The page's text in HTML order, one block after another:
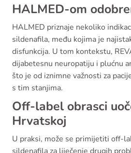
HALMED-om
HALMED priznaje nekoliko
sildenafila, među kojima je
disfunkcija. U tom kontekstu,
dijabetesnu neuropatiju i plućnu
što je od iznimne važnosti za
s tim stanjima.
Off-label obrasci
Hrvatskoj
U praksi, može se primijetiti off-